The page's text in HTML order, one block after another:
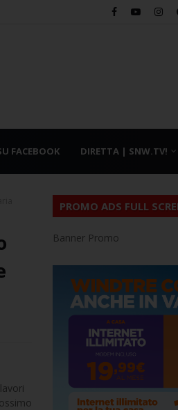
FACEBOOK DIRETTA | SNW.TV!
PROMO ADS FULL
Banner Promo